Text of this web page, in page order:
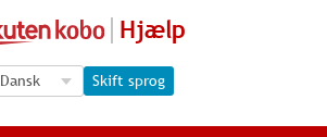
Hjælp
Language Selection
Language Selection
Skift sprog